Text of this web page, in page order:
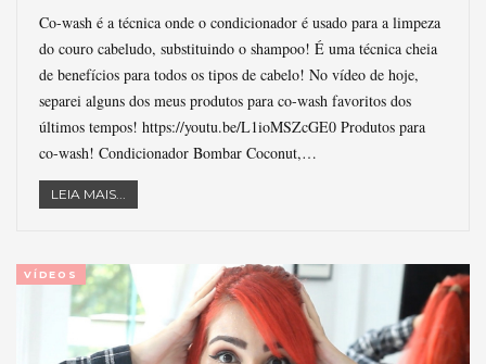
Co-wash é a técnica onde o condicionador é usado para a limpeza
do couro cabeludo, substituindo o shampoo! É uma técnica cheia
de benefícios para todos os tipos de cabelo! No vídeo de hoje,
separei alguns dos meus produtos para co-wash favoritos dos
últimos tempos! https://youtu.be/L1ioMSZcGE0 Produtos para
co-wash! Condicionador Bombar Coconut,…
LEIA MAIS...
VÍDEOS